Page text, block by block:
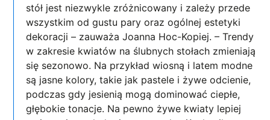
stół jest niezwykle zróżnicowany i zależy przede
wszystkim od gustu pary oraz ogólnej estetyki
dekoracji – zauważa Joanna Hoc-Kopiej. – Trendy
w zakresie kwiatów na ślubnych stołach zmieniają
się sezonowo. Na przykład wiosną i latem modne
są jasne kolory, takie jak pastele i żywe odcienie,
podczas gdy jesienią mogą dominować ciepłe,
głębokie tonacje. Na pewno żywe kwiaty lepiej